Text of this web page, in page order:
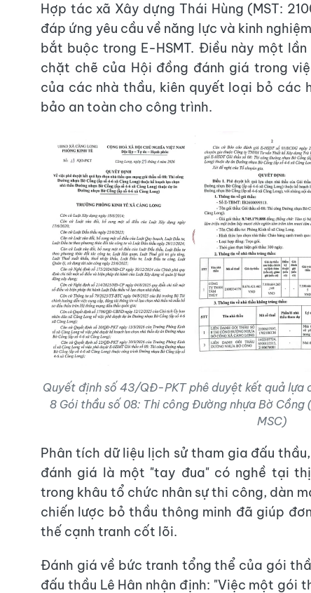
Hợp tác xã Xây dựng Thái Hùng (MST:
đáp ứng yêu cầu về năng lực và kinh
bắt buộc trong E-HSMT. Điều này một lần
chặt chẽ của Hội đồng đánh giá trong
của các nhà thầu, kiên quyết loại bỏ các
bảo an toàn cho công trình.
Quyết định số 43/QĐ-PKT phê duyệt kết quả lựa
8 Gói thầu số 08: Thi công Đường nhựa Bờ
MSC)
Phân tích dữ liệu lịch sử tham gia đấu
đánh giá là một "tay đua" có nghề tại
trong khâu tổ chức nhân sự thi công, dàn
chiến lược bỏ thầu thông minh đã giúp
thế cạnh tranh cốt lõi.
Đánh giá về bức tranh tổng thể của gói
đấu thầu Lê Hân nhận định: "Việc một gói